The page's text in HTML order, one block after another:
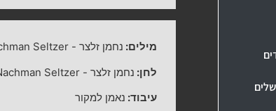
מילים: נחמן זלצר-
Seltzer
לחן: נחמן זלצר-
Seltzer
עיבוד: נאמן למקור